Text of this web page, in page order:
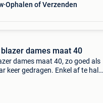
Ophalen of Verzenden
dames maat 40
dames maat 40, zo goed als
keer gedragen. Enkel af te halen